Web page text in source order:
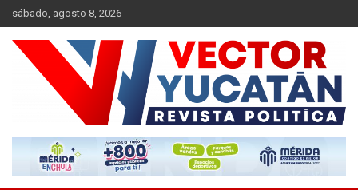
Saltar
al
contenido
sábado, agosto 8, 2026
Vector Yucatán